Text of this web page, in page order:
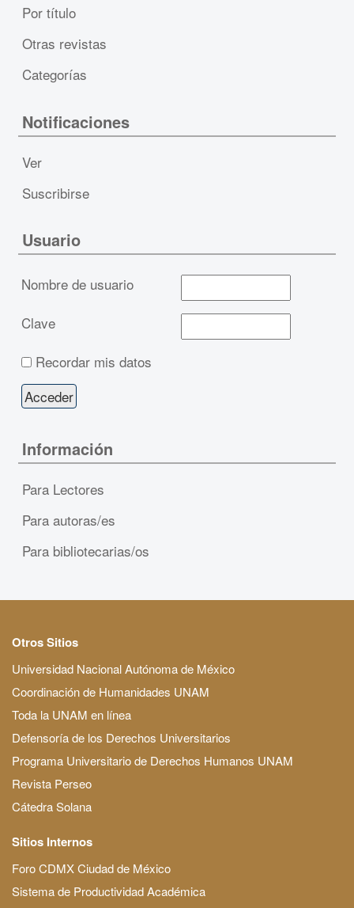
Por título
Otras revistas
Categorías
Notificaciones
Ver
Suscribirse
Usuario
Nombre de usuario
Clave
Recordar mis datos
Información
Para Lectores
Para autoras/es
Para bibliotecarias/os
Otros Sitios
Universidad Nacional Autónoma de México
Coordinación de Humanidades UNAM
Toda la UNAM en línea
Defensoría de los Derechos Universitarios
Programa Universitario de Derechos Humanos UNAM
Revista Perseo
Cátedra Solana
Sitios Internos
Foro CDMX Ciudad de México
Sistema de Productividad Académica